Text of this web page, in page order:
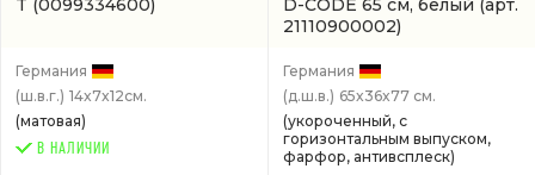
T (0099334600)
Германия
(ш.в.г.) 14x7x12см.
(матовая)
В НАЛИЧИИ
D-CODE 65 см, белый (арт.
21110900002)
Германия
(д.ш.в.) 65x36x77 см.
(укороченный, с
горизонтальным выпуском,
фарфор, антивсплеск)